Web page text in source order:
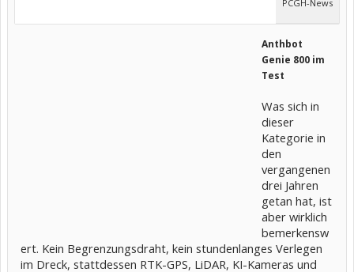
PCGH-News
Anthbot
Genie 800 im
Test
Was sich in
dieser
Kategorie in
den
vergangenen
drei Jahren
getan hat, ist
aber wirklich
bemerkensw
ert. Kein Begrenzungsdraht, kein stundenlanges Verlegen
im Dreck, stattdessen RTK-GPS, LiDAR, KI-Kameras und